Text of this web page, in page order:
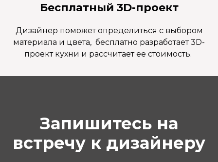
Бесплатный 3D-проект
Дизайнер поможет определиться с выбором
материала и цвета, бесплатно разработает 3D-
проект кухни и рассчитает ее стоимость.
Запишитесь на
встречу к дизайнеру